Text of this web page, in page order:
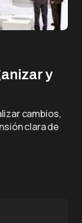
y
cambios,
clara de